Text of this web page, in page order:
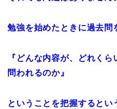
勉強を始めたときに過去問
『どんな内容が、どれく
問われるのか』
ということを把握するとい